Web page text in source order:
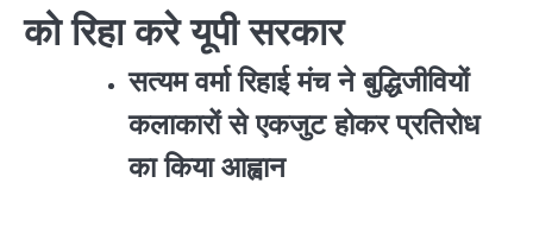
को रिहा करे यूपी सरकार
सत्यम वर्मा रिहाई मंच ने बुद्धिजीवियों
कलाकारों से एकजुट होकर प्रतिरोध
का किया आह्वान